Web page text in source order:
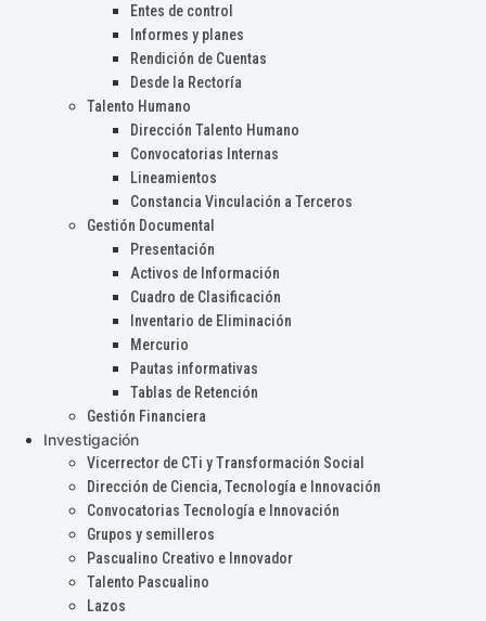
Entes de control
Informes y planes
Rendición de Cuentas
Desde la Rectoría
Talento Humano
Dirección Talento Humano
Convocatorias Internas
Lineamientos
Constancia Vinculación a Terceros
Gestión Documental
Presentación
Activos de Información
Cuadro de Clasificación
Inventario de Eliminación
Mercurio
Pautas informativas
Tablas de Retención
Gestión Financiera
Investigación
Vicerrector de CTi y Transformación Social
Dirección de Ciencia, Tecnología e Innovación
Convocatorias Tecnología e Innovación
Grupos y semilleros
Pascualino Creativo e Innovador
Talento Pascualino
Lazos